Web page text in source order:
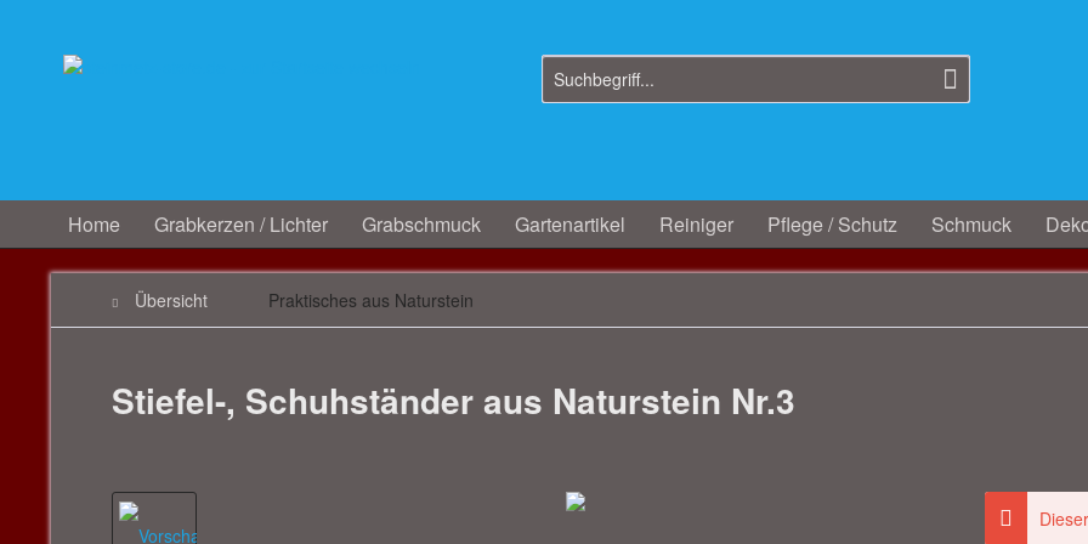
Home Grabkerzen / Lichter Grabschmuck Gartenartikel Reiniger Pflege / Schutz Schmuck
Übersicht Praktisches aus Naturstein
Stiefel-, Schuhständer aus Naturstein Nr.3